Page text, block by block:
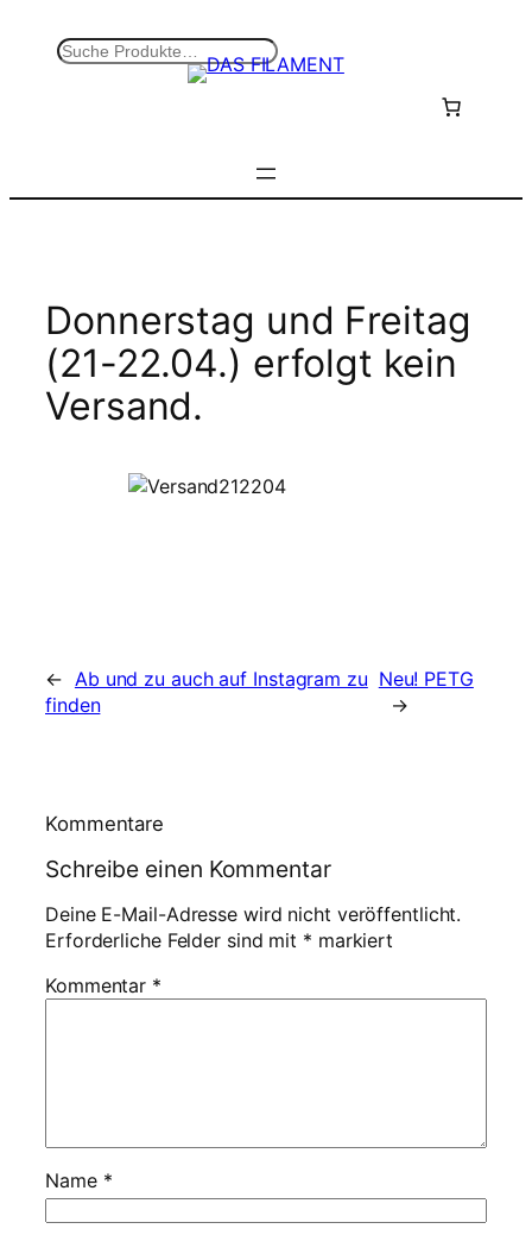
S
Donnerstag und Freitag
(21-22.04.) erfolgt kein
Versand.
← Ab und zu auch auf Instagram zu
finden
Neu! PETG
→
Kommentare
Schreibe einen Kommentar
Deine E-Mail-Adresse wird nicht veröffentlicht.
Erforderliche Felder sind mit * markiert
Kommentar *
Name *